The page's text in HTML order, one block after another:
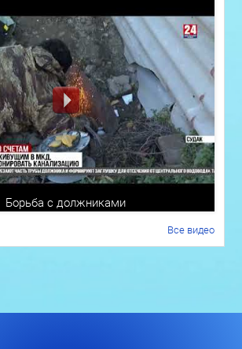
Борьба с должниками
Все видео